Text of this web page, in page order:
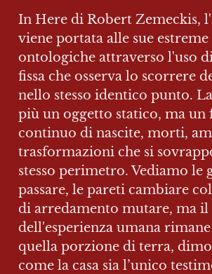
In Here di Robert Zemeckis,
viene portata alle sue estreme
ontologiche attraverso l'uso
fissa che osserva lo scorrere
nello stesso identico punto.
più un oggetto statico, ma un
continuo di nascite, morti,
trasformazioni che si
stesso perimetro. Vediamo le
passare, le pareti cambiare
di arredamento mutare, ma il
dell'esperienza umana
quella porzione di terra,
come la casa sia l’unico